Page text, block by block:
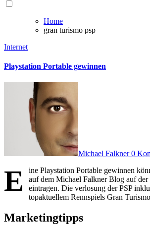
Home
gran turismo psp
Internet
Playstation Portable gewinnen
Michael Falkner0
E
ine Playstation Portable gewinnen
auf dem Michael Falkner Blog auf
eintragen. Die verlosung der PSP
topaktuellem Rennspiels Gran
Marketingtipps